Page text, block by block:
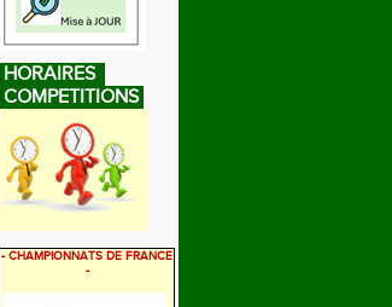
HORAIRES
COMPETITIONS
- CHAMPIONNATS DE FRANCE
-